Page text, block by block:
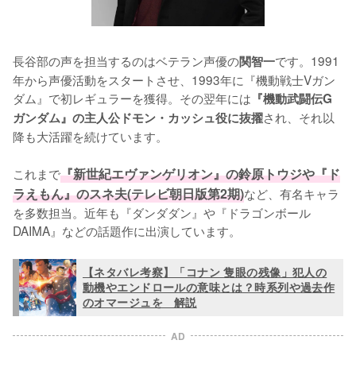
長谷部の声を担当するのはベテラン声優の関智一です。1991
年から声優活動をスタートさせ、1993年に『機動戦士Vガン
ダム』で初レギュラーを獲得。その翌年には 『機動武闘伝G
ガンダム』の主人公ドモン・カッシュ役に抜擢され、それ以
降も大活躍を続けています。
これまで『新世紀エヴァンゲリオン』の鈴原トウジや『ド
ラえもん』のスネ夫(テレビ朝日版第2期)など、有名キャラ
を多数担当。近年も『ダンダダン』や『ドラゴンボール
DAIMA』などの話題作に出演しています。
【ネタバレ考察】「コナン 隻眼の残像」犯人の
動機やエンドロールの意味とは？時系列や過去作
のオマージュを゙解説
AD